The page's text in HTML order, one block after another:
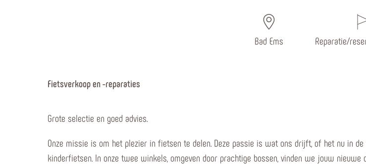
Bad Ems Reparatie/
Fietsverkoop en -reparaties
Grote selectie en goed advies.
Onze missie is om het plezier in fietsen te delen. Deze passie is wat ons drijft, of het nu in
kinderfietsen. In onze twee winkels, omgeven door prachtige bossen, vinden we jouw